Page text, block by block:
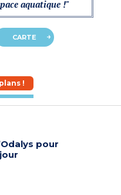
aquatique !"
CARTE
!
pour